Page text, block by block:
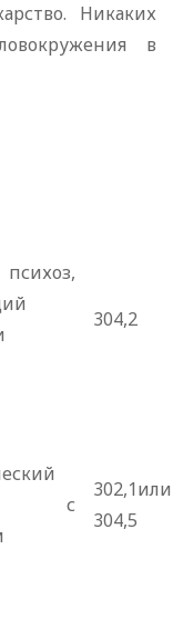
Никаких
в
304,2
с
302,1или
304,5